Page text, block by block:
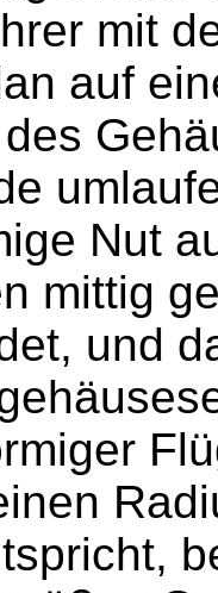
mit
auf
Nut
mittig
und